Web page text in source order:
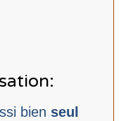
bien seul